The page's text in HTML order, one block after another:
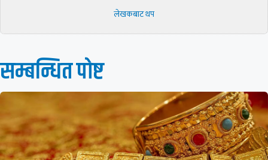
लेखकबाट थप
सम्बन्धित पाेष्ट